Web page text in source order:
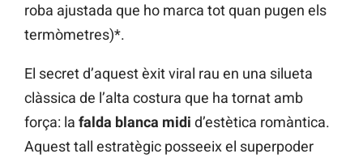
roba ajustada que ho marca tot quan pugen els
termòmetres)*.
El secret d’aquest èxit viral rau en una silueta
clàssica de l’alta costura que ha tornat amb
força: la falda blanca midi d’estètica romàntica.
Aquest tall estratègic posseeix el superpoder